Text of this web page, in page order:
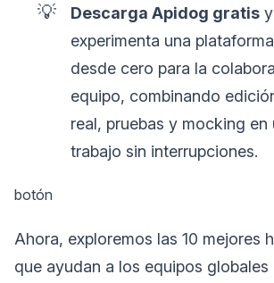
💡 Descarga Apidog gratis y
experimenta una
desde cero para la
equipo, combinando
real, pruebas y mocking en
trabajo sin interrupciones.
botón
Ahora, exploremos las 10 mejores
que ayudan a los equipos globales